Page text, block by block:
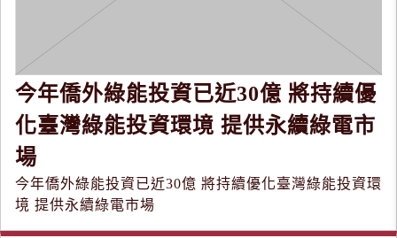
今年僑外綠能投資已近30億 將持續優
化臺灣綠能投資環境 提供永續綠電市
場
今年僑外綠能投資已近30億 將持續優化臺灣綠能投資環
境 提供永續綠電市場